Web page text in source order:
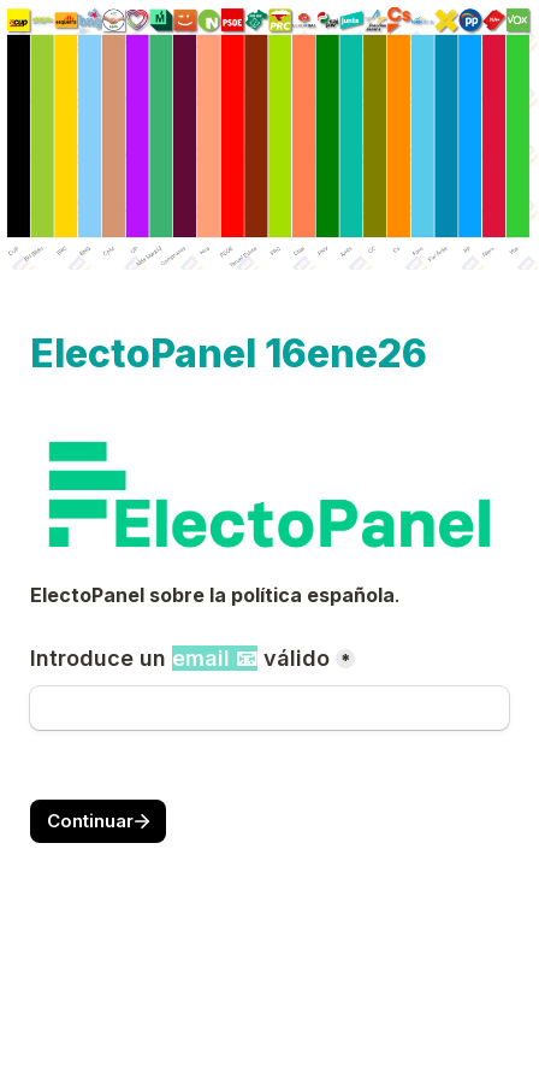
ElectoPanel 16ene26
ElectoPanel sobre la política española.
Introduce un email 📧 válido *
Continuar